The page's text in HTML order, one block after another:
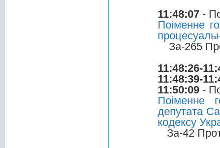
11:48:07 -
Поіменне
За-265
11:48:26-
11:48:39-
11:50:09 -
Поіменне
депутата
кодексу
За-42